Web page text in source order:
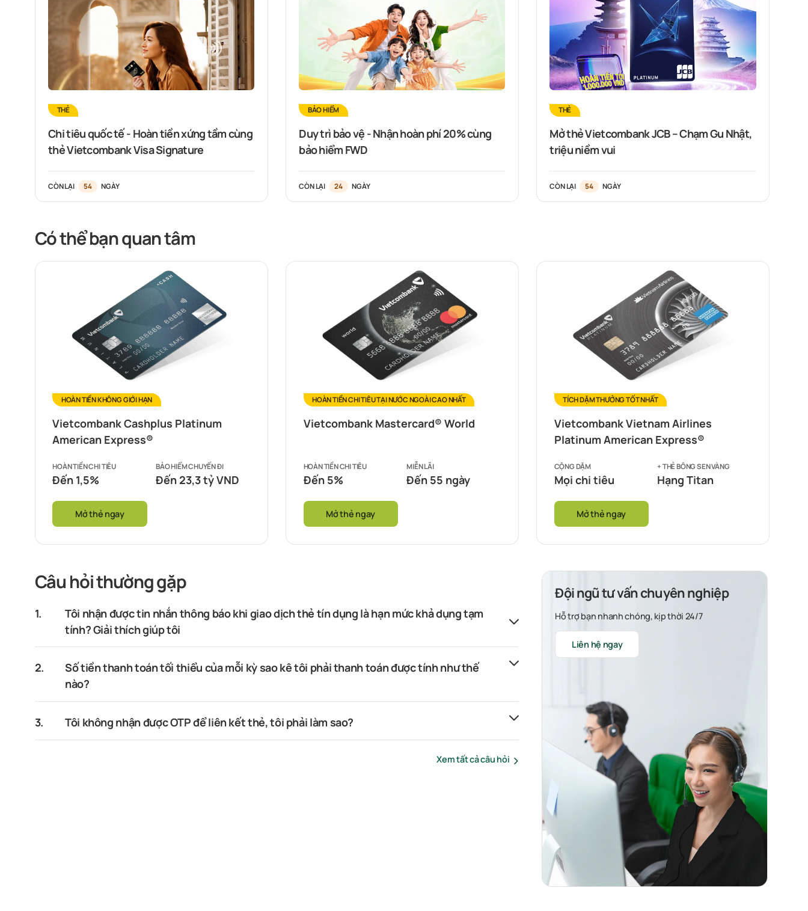
THẺ
Chi tiêu quốc tế - Hoàn tiền xứng tầm cùng
thẻ Vietcombank Visa Signature
CÒN LẠI 54 NGÀY
BẢO HIỂM
Duy trì bảo vệ - Nhận hoàn phí 20% cùng
bảo hiểm FWD
CÒN LẠI 24 NGÀY
THẺ
Mở thẻ Vietcombank JCB – Chạm Gu Nhật,
triệu niềm vui
CÒN LẠI 54 NGÀY
Có thể bạn quan tâm
HOÀN TIỀN KHÔNG GIỚI HẠN
Vietcombank Cashplus Platinum
American Express®
HOÀN TIỀN CHI TIÊU
Đến 1,5%
BẢO HIỂM CHUYẾN ĐI
Đến 23,3 tỷ VND
Mở thẻ ngay
HOÀN TIỀN CHI TIÊU TẠI NƯỚC NGOÀI CAO NHẤT
Vietcombank Mastercard® World
HOÀN TIỀN CHI TIÊU
Đến 5%
MIỄN LÃI
Đến 55 ngày
Mở thẻ ngay
TÍCH DẶM THƯỞNG TỐT NHẤT
Vietcombank Vietnam Airlines
Platinum American Express®
CỘNG DẶM
Mọi chi tiêu
+ THẺ BÔNG SEN VÀNG
Hạng Titan
Mở thẻ ngay
Câu hỏi thường gặp
1.
Tôi nhận được tin nhắn thông báo khi giao dịch thẻ tín dụng là hạn mức khả dụng tạm
tính? Giải thích giúp tôi
2.
Số tiền thanh toán tối thiểu của mỗi kỳ sao kê tôi phải thanh toán được tính như thế
nào?
3. Tôi không nhận được OTP để liên kết thẻ, tôi phải làm sao?
Xem tất cả câu hỏi
Đội ngũ tư vấn chuyên nghiệp
Hỗ trợ bạn nhanh chóng, kịp thời 24/7
Liên hệ ngay